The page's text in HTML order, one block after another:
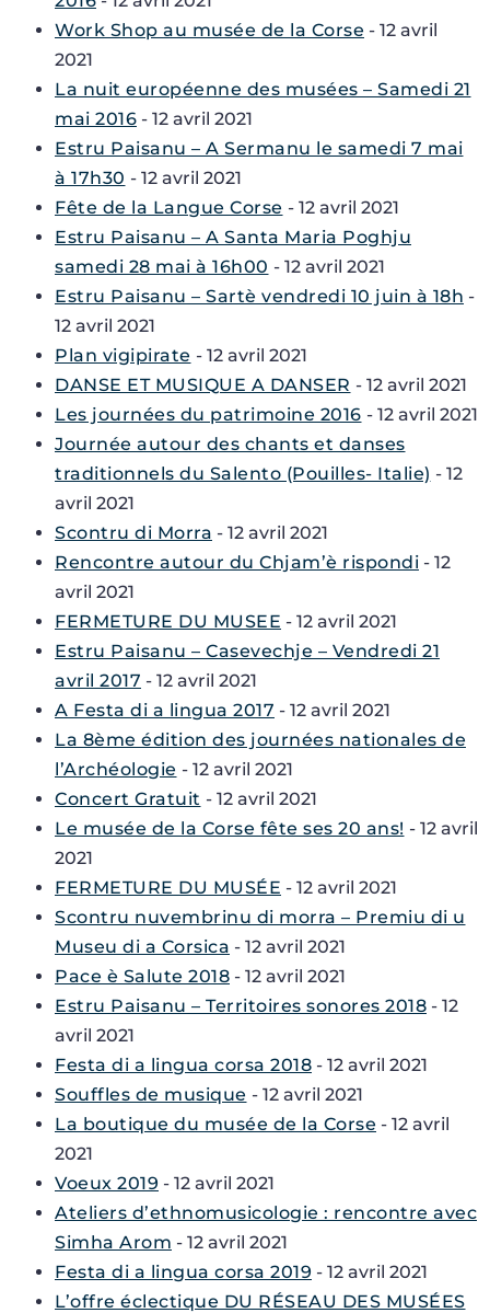
Work Shop au musée de la Corse - 12 avril
2021
La nuit européenne des musées – Samedi 21
mai 2016 - 12 avril 2021
Estru Paisanu – A Sermanu le samedi 7 mai
à 17h30 - 12 avril 2021
Fête de la Langue Corse - 12 avril 2021
Estru Paisanu – A Santa Maria Poghju
samedi 28 mai à 16h00 - 12 avril 2021
Estru Paisanu – Sartè vendredi 10 juin à 18h -
12 avril 2021
Plan vigipirate - 12 avril 2021
DANSE ET MUSIQUE A DANSER - 12 avril 2021
Les journées du patrimoine 2016 - 12 avril 2021
Journée autour des chants et danses
traditionnels du Salento (Pouilles- Italie) - 12
avril 2021
Scontru di Morra - 12 avril 2021
Rencontre autour du Chjam’è rispondi - 12
avril 2021
FERMETURE DU MUSEE - 12 avril 2021
Estru Paisanu – Casevechje – Vendredi 21
avril 2017 - 12 avril 2021
A Festa di a lingua 2017 - 12 avril 2021
La 8ème édition des journées nationales de
l’Archéologie - 12 avril 2021
Concert Gratuit - 12 avril 2021
Le musée de la Corse fête ses 20 ans! - 12 avril
2021
FERMETURE DU MUSÉE - 12 avril 2021
Scontru nuvembrinu di morra – Premiu di u
Museu di a Corsica - 12 avril 2021
Pace è Salute 2018 - 12 avril 2021
Estru Paisanu – Territoires sonores 2018 - 12
avril 2021
Festa di a lingua corsa 2018 - 12 avril 2021
Souffles de musique - 12 avril 2021
La boutique du musée de la Corse - 12 avril
2021
Voeux 2019 - 12 avril 2021
Ateliers d’ethnomusicologie : rencontre avec
Simha Arom - 12 avril 2021
Festa di a lingua corsa 2019 - 12 avril 2021
L’offre éclectique DU RÉSEAU DES MUSÉES